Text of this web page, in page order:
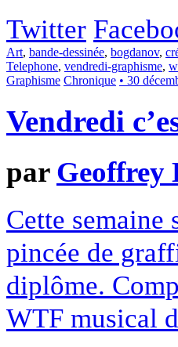
Twitter
Art, bande-dessinée, bogdanov,
Telephone, vendredi-graphisme,
Graphisme Chronique • 30
Vendredi
par Geoffrey
Cette semaine
pincée de
diplôme.
WTF musical